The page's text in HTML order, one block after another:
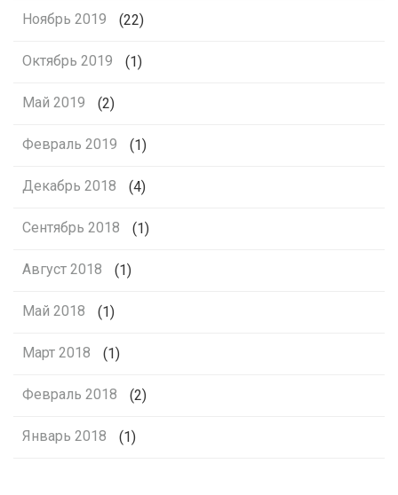
Ноябрь 2019 (22)
Октябрь 2019 (1)
Май 2019 (2)
Февраль 2019 (1)
Декабрь 2018 (4)
Сентябрь 2018 (1)
Август 2018 (1)
Май 2018 (1)
Март 2018 (1)
Февраль 2018 (2)
Январь 2018 (1)